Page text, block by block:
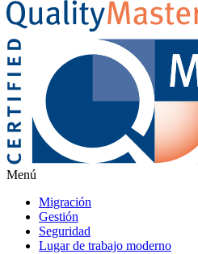
Menú
Migración
Gestión
Seguridad
Lugar de trabajo moderno